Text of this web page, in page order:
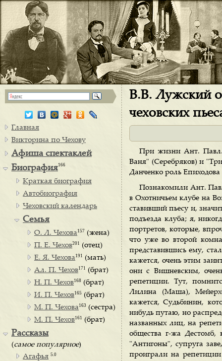
В.В. Лужский о
чеховских
При жизни Ант. Павл.
Ваня" (Серебряков) и
Данченко роль
Познакомили Ант.
в Охотничьем клубе на
ставивший пьесу и,
подъезда клуба; я,
портретов, которые,
что уже во второй
представившись ему,
кажется, очень этим
они с Вишневским,
репетиции. Тут,
Лилина (Маша),
кажется, Судьбинин,
нибудь путаю, но
названных лиц, на
общества г-жа
"Антигоны", супруга
проиграли на
Главная
Викторина по Чехову
Афиша спектаклей
Биография166
Краткая биография
Автобиография
Чеховский календарь
Семья
О. Л. Чехова 157 (жена)
П. Е. Чехов201 (отец)
Е. Я. Чехова 191 (мать)
Ал. П. Чехов171 (брат)
Н. П. Чехов168 (брат)
И. П. Чехов165 (брат)
М. П. Чехова 163 (сестра)
М. П. Чехов161 (брат)
Рассказы
(самое популярное)
Агафья 5.0